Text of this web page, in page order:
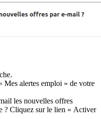
Mes alertes emploi » de votre
les nouvelles offres
? Cliquez sur le lien « Activer